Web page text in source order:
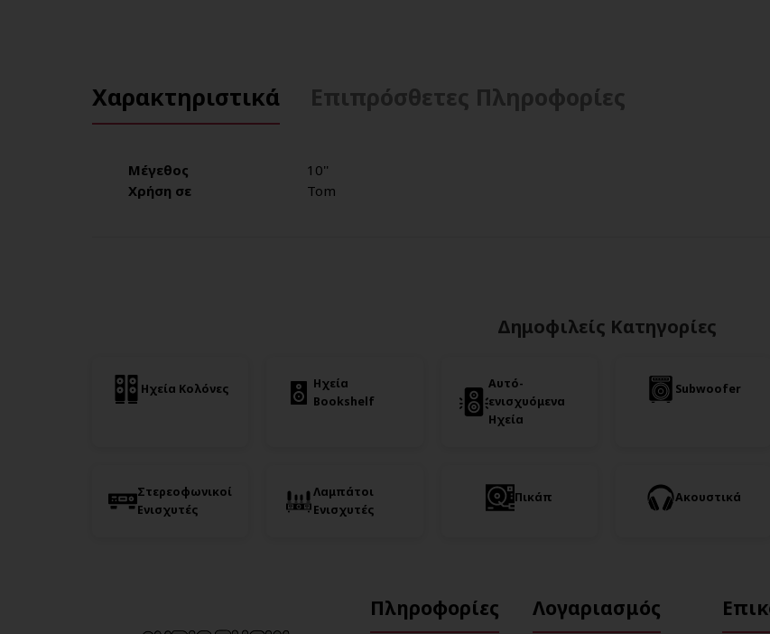
Χαρακτηριστικά Επιπρόσθετες Πληροφορίες
Μέγεθος
10''
Χρήση σε
Tom
Δημοφιλείς Κατηγορίες
Ηχεία Κολόνες
Ηχεία
Bookshelf
Αυτό-
ενισχυόμενα
Ηχεία
Subwoofer
Στερεοφωνικοί
Ενισχυτές
Λαμπάτοι
Ενισχυτές
Πικάπ Ακουστικά
Πληροφορίες Λογαριασμός